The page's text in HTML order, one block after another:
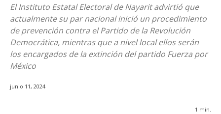
El Instituto Estatal Electoral de Nayarit advirtió que
actualmente su par nacional inició un procedimiento
de prevención contra el Partido de la Revolución
Democrática, mientras que a nivel local ellos serán
los encargados de la extinción del partido Fuerza por
México
junio 11, 2024
1 min.